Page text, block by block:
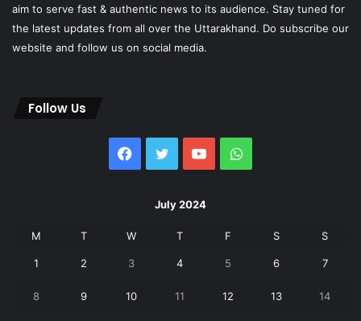
aim to serve fast & authentic news to its audience. Stay tuned for
the latest updates from all over the Uttarakhand. Do subscribe our
website and follow us on social media.
Follow Us
Facebook
Twitter YouTubeWhatsApp
July 2024
M T W T F S S
1 2 3 4 5 6 7
8 9 10 11 12 13 14